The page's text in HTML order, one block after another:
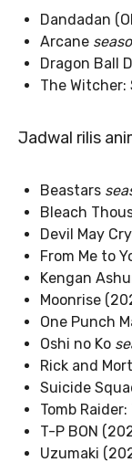
Dandadan
Arcane
Dragon Ball
The
Jadwal rilis
Beastars
Bleach
Devil May
From Me to
Kengan
Moonrise
One Punch
Oshi no Ko
Rick and
Suicide
Tomb
T-P BON
Uzumaki